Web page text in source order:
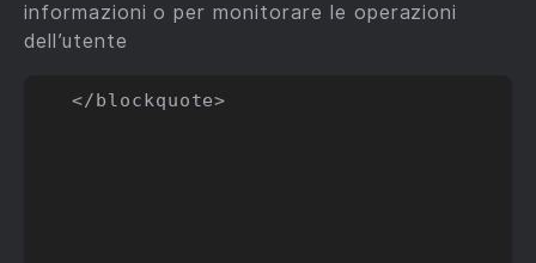
informazioni o per monitorare le operazioni
dell’utente